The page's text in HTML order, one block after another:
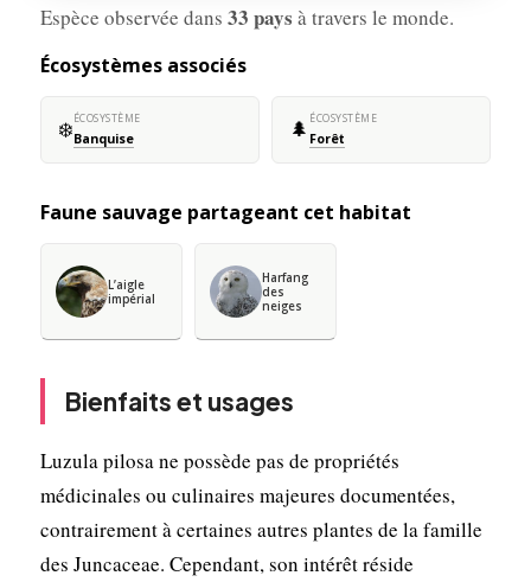
Espèce observée dans 33 pays à travers le monde.
Écosystèmes associés
❄️ÉCOSYSTÈME
Banquise 🌲 ÉCOSYSTÈME
Forêt
Faune sauvage partageant cet habitat
L’aigle
impérial
Harfang
des
neiges
Bienfaits et usages
Luzula pilosa ne possède pas de propriétés
médicinales ou culinaires majeures documentées,
contrairement à certaines autres plantes de la famille
des Juncaceae. Cependant, son intérêt réside